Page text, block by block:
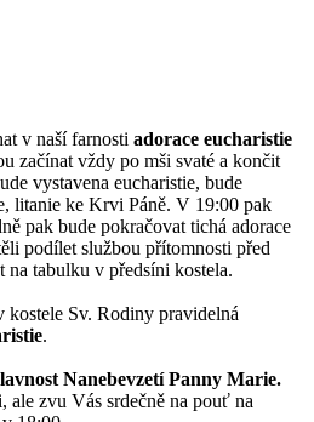
v naší farnosti adorace eucharistie
začínat vždy po mši svaté a končit
vystavena eucharistie, bude
litanie ke Krvi Páně. V 19:00 pak
pak bude pokračovat tichá adorace
podílet službou přítomnosti před
na tabulku v předsíni kostela.
Sv. Rodiny pravidelná
.
Nanebevzetí Panny Marie.
ale zvu Vás srdečně na pouť na